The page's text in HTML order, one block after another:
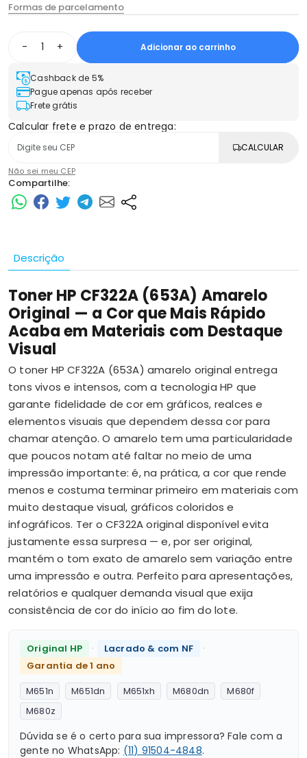
Formas de parcelamento
- + Adicionar ao carrinho
Cashback de 5%
Pague apenas após receber
Frete grátis
Calcular frete e prazo de entrega:
CALCULAR
Não sei meu CEP
Compartilhe:
Descrição
Toner HP CF322A (653A) Amarelo
Original — a Cor que Mais Rápido
Acaba em Materiais com Destaque
Visual
O toner HP CF322A (653A) amarelo original entrega
tons vivos e intensos, com a tecnologia HP que
garante fidelidade de cor em gráficos, realces e
elementos visuais que dependem dessa cor para
chamar atenção. O amarelo tem uma particularidade
que poucos notam até faltar no meio de uma
impressão importante: é, na prática, a cor que rende
menos e costuma terminar primeiro em materiais com
muito destaque visual, gráficos coloridos e
infográficos. Ter o CF322A original disponível evita
justamente essa surpresa — e, por ser original,
mantém o tom exato de amarelo sem variação entre
uma impressão e outra. Perfeito para apresentações,
relatórios e qualquer demanda visual que exija
consistência de cor do início ao fim do lote.
Original HP · Lacrado & com NF ·
Garantia de 1 ano
M651n
M651dn M651xh M680dn
M680f
M680z
Dúvida se é o certo para sua impressora? Fale com a
gente no WhatsApp: (11) 91504-4848.